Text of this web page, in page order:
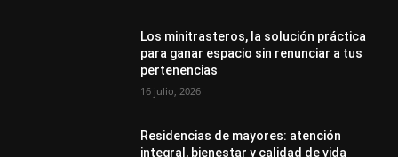
Los minitrasteros, la solución práctica
para ganar espacio sin renunciar a tus
pertenencias
16 julio, 2026
Residencias de mayores: atención
integral, bienestar y calidad de vida